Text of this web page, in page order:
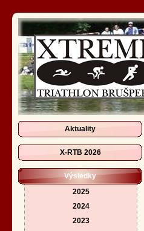
Aktuality
X-RTB 2026
Výsledky
2025
2024
2023